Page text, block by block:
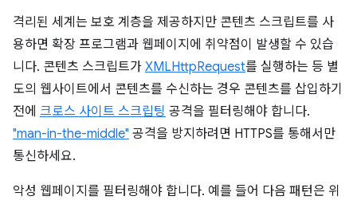
격리된 세계는 보호 계층을 제공하지만 콘텐츠 스크립트를 사
용하면 확장 프로그램과 웹페이지에 취약점이 발생할 수 있습
니다. 콘텐츠 스크립트가 XMLHttpRequest를 실행하는 등 별
도의 웹사이트에서 콘텐츠를 수신하는 경우 콘텐츠를 삽입하기
전에 크로스 사이트 스크립팅 공격을 필터링해야 합니다.
"man-in-the-middle" 공격을 방지하려면 HTTPS를 통해서만
통신하세요.
악성 웹페이지를 필터링해야 합니다. 예를 들어 다음 패턴은 위